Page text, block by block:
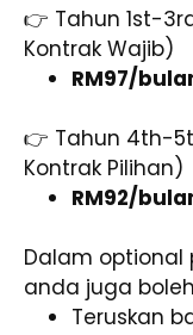
👉 Tahun 1st-
Kontrak Wajib)
RM97/
👉 Tahun 4th-
Kontrak Pilihan)
RM92/
Dalam optional
anda juga boleh
Teruskan